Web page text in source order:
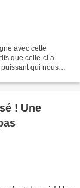
avec cette
que celle-ci a
qui nous
! Une